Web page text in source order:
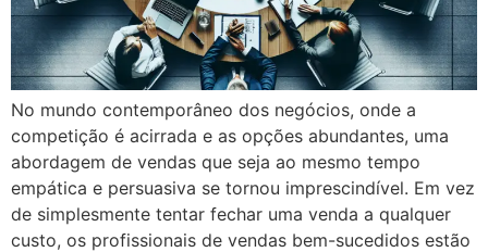
No mundo contemporâneo dos negócios, onde a
competição é acirrada e as opções abundantes, uma
abordagem de vendas que seja ao mesmo tempo
empática e persuasiva se tornou imprescindível. Em vez
de simplesmente tentar fechar uma venda a qualquer
custo, os profissionais de vendas bem-sucedidos estão